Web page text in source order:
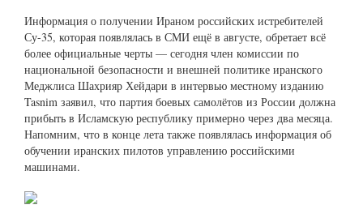
Информация о получении Ираном российских истребителей
Су-35, которая появлялась в СМИ ещё в августе, обретает всё
более официальные черты — сегодня член комиссии по
национальной безопасности и внешней политике иранского
Меджлиса Шахрияр Хейдари в интервью местному изданию
Tasnim заявил, что партия боевых самолётов из России должна
прибыть в Исламскую республику примерно через два месяца.
Напомним, что в конце лета также появлялась информация об
обучении иранских пилотов управлению российскими
машинами.